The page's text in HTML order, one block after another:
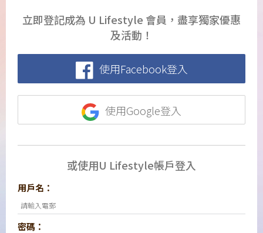
立即登記成為 U Lifestyle 會員，盡享獨家優惠
及活動！
使用Facebook登入
使用Google登入
或使用U Lifestyle帳戶登入
用戶名：
密碼：